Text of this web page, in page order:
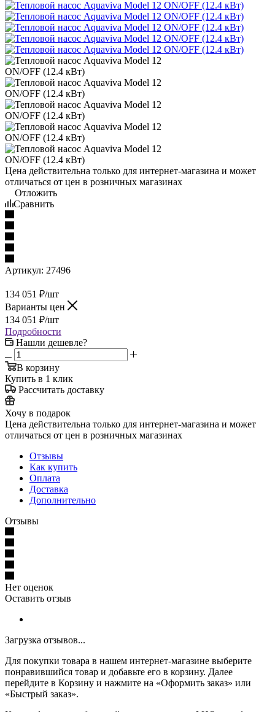
Цена действительна только для интернет-магазина и может
отличаться от цен в розничных магазинах
Отложить
Сравнить
Артикул: 27496
134 051 ₽/шт
Варианты цен
134 051 ₽/шт
Подробности
Нашли дешевле?
В корзину
Купить в 1 клик
Рассчитать доставку
Хочу в подарок
Цена действительна только для интернет-магазина и может
отличаться от цен в розничных магазинах
Отзывы
Как купить
Оплата
Доставка
Дополнительно
Отзывы
Нет оценок
Оставить отзыв
Загрузка отзывов...
Для покупки товара в нашем интернет-магазине выберите
понравившийся товар и добавьте его в корзину. Далее
перейдите в Корзину и нажмите на «Оформить заказ» или
«Быстрый заказ».